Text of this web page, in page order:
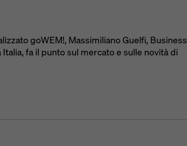
goWEM!, Massimiliano Guelfi, Business
fa il punto sul mercato e sulle novità di